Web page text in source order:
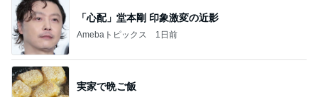
「心配」堂本剛 印象激変の近影
Amebaトピックス 1日前
実家で晩ご飯